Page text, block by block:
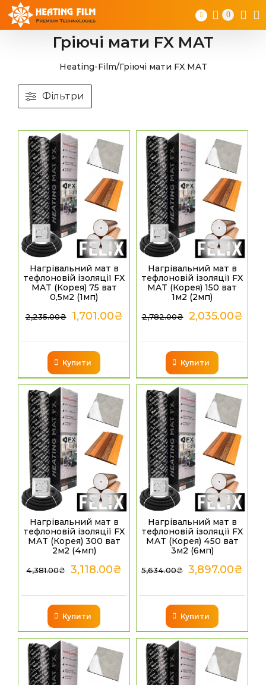
Skip
0
Гріючі мати FX MAT
Heating-Film/Гріючі мати FX MAT
Нагрівальний мат в
тефлоновій ізоляції FX
MAT (Корея) 75 ват
0,5м2 (1мп)
2,235.00₴ 1,701.00₴
Купити
Нагрівальний мат в
тефлоновій ізоляції FX
MAT (Корея) 150 ват
1м2 (2мп)
2,782.00₴ 2,035.00₴
Купити
Нагрівальний мат в
тефлоновій ізоляції FX
MAT (Корея) 300 ват
2м2 (4мп)
4,381.00₴ 3,118.00₴
Купити
Нагрівальний мат в
тефлоновій ізоляції FX
MAT (Корея) 450 ват
3м2 (6мп)
5,634.00₴ 3,897.00₴
Купити
Фільтри